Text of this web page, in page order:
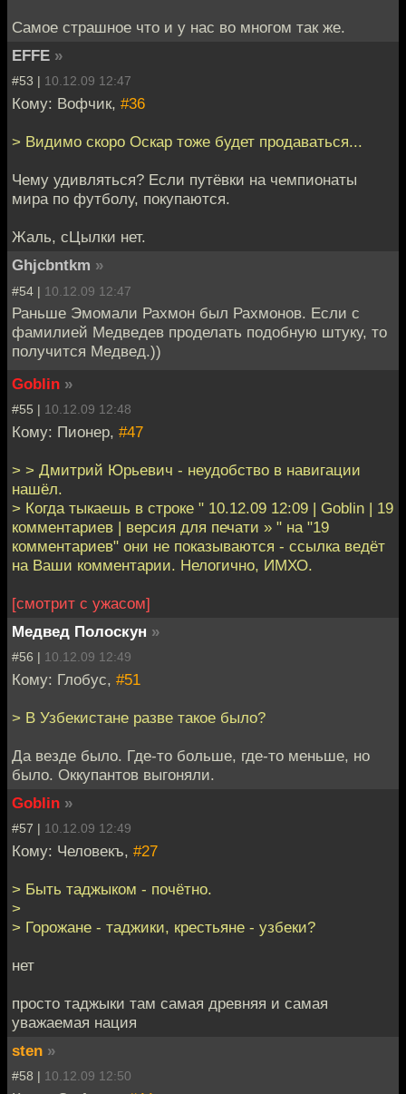
Самое страшное что и у нас во многом так же.
EFFE »
#53 | 10.12.09 12:47
Кому: Вофчик, #36
> Видимо скоро Оскар тоже будет продаваться...
Чему удивляться? Если путёвки на чемпионаты
мира по футболу, покупаются.
Жаль, сЦылки нет.
Ghjcbntkm »
#54 | 10.12.09 12:47
Раньше Эмомали Рахмон был Рахмонов. Если с
фамилией Медведев проделать подобную штуку, то
получится Медвед.))
Goblin »
#55 | 10.12.09 12:48
Кому: Пионер, #47
> > Дмитрий Юрьевич - неудобство в навигации
нашёл.
> Когда тыкаешь в строке " 10.12.09 12:09 | Goblin | 19
комментариев | версия для печати » " на "19
комментариев" они не показываются - ссылка ведёт
на Ваши комментарии. Нелогично, ИМХО.
[смотрит с ужасом]
Медвед Полоскун »
#56 | 10.12.09 12:49
Кому: Глобус, #51
> В Узбекистане разве такое было?
Да везде было. Где-то больше, где-то меньше, но
было. Оккупантов выгоняли.
Goblin »
#57 | 10.12.09 12:49
Кому: Человекъ, #27
> Быть таджыком - почётно.
>
> Горожане - таджики, крестьяне - узбеки?
нет
просто таджыки там самая древняя и самая
уважаемая нация
sten »
#58 | 10.12.09 12:50